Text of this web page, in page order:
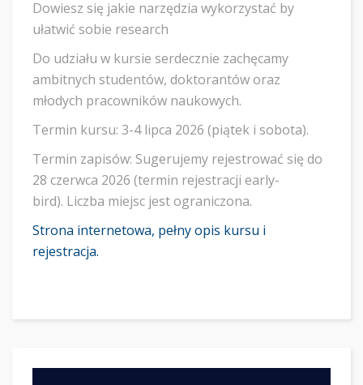
Dowiesz się jakie narzędzia wykorzystać by
ułatwić sobie research
Do udziału w kursie serdecznie zachęcamy
ambitnych studentów, doktorantów oraz
młodych pracowników naukowych.
Termin kursu: 3-4 lipca 2026 (piątek i sobota).
Termin zapisów: Sugerujemy rejestrować się do
28 czerwca 2026 (termin rejestracji early-
bird). Liczba miejsc jest ograniczona.
Strona internetowa, pełny opis kursu i
rejestracja.